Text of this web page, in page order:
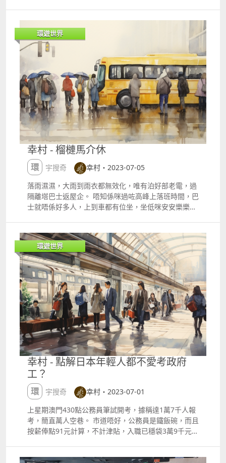
輕便雨具和足夠的零食。 720全景虛擬導覽：
=65979 貴州貴陽 貴州貴陽是一個擁有豐富自然景觀和
深厚文化底蘊的城市。 清涼指數：涼爽，適合避暑
2125度 花溪公園簡介：這是一個結合了自然美景和人
造景觀的大型公園。建議：適合散步、野餐，還可以欣
賞到花溪河的美麗風光。 青岩古鎮簡介：保存完好的古
鎮，充滿了明清時期的建築風格。建議：可以品嚐當地
小吃，並購買一些手工藝品。 黃果樹瀑布簡介：雖然距
離貴陽市區有一定距離，但這是中國最大的瀑布之一，
非常壯觀。建議：最好提前計劃一日遊，享受自然的奇
觀。 美食推薦 貴州米線：當地著名的米線，湯底鮮
美，配料豐富。 酸湯魚：利用酸湯調味的魚，味道獨
特，值得一試。 處處都是小吃攤：老闆娘面前一口鐵
鍋，各種食材在鍋中或烤或炒，真是百用鐵鍋 旅遊小貼
士 適合吃辣人士：貴陽以其獨特的辣味和多樣的小吃聞
名 探索自然景觀：貴陽周邊有許多壯麗的自然景觀，享
受大自然的美好，注意體能消耗 了解當地文化：參加一
些民族表演或活動，可以更深入地了解當地的歷史和文
化，是夏季旅遊的理想選擇。 清涼指數：涼爽，適合避
暑 2125度 呼倫貝爾草原簡介：廣闊的草原風光，適合
騎馬和露營。建議：參加當地的牧民活動，體驗草原生
活。 額爾古納濕地簡介：是中國目前保持原狀態最完
好、面積最大的濕地，被譽為「亞洲第一濕地。」建
議：攜帶望遠鏡，欣賞各種野生動物。 阿爾山國家森林
公園簡介：擁有壯觀的山脈和湖泊，非常適合健行。建
議：選擇適合的徒步路線，享受自然之美。 美食推薦
蒙古包晚宴：歌聲不停酒不停的蒙族飲食文化盛宴，一
邊品嚐蒙古傳統美食，大口咀嚼手把肉與香甜酸奶 蒙古
餡餅：距今已經有300多年的歷史了，是一種傳統的麵
食。漢族有句俗語quot;好吃不如餃子quot;，蒙族有句
常話「好吃不如餡餅」 蒙古奶茶：在牧區，人們習慣於
quot;一日三餐茶，一頓飯quot;。每日清晨，主婦的第
一件事就是先煮一鍋鹹奶茶，供全家整天享用。 旅遊小
貼士 體驗草原文化： 參加當地的那達慕（草原運動
會）或蒙古包住宿，能讓你更深入地了解蒙古族的傳統
文化和生活方式。你可以品嚐到正宗的蒙古奶茶和烤全
羊 欣賞自然風光： 內蒙古擁有壯觀的自然風景，如呼
倫貝爾大草原、額爾古納河等。建議安排時間進行徒步
或騎馬旅行，享受壯麗的日出和日落景色 注意天氣變
化： 內蒙古的天氣變化較大，特別是夏季早晚溫差
大。建議攜帶適合的衣物，包括輕便的外套和防曬用
年，由一開始只有12位創會成員，但到40年後的今日也
只有總共70個位成員，因為會入會條件非常嚴格，而且
要進入呢個邪惡的殿堂，係東洋演藝界惡人界的至高榮
耀。 睇返入會簡介，基本要求係曾經係在演藝生涯中，
無論電影或電視劇，累計殺死2千人同被殺7百次，即係
話好似羅樂林咁一晚死三次，都要差唔多一年先達到呢
個目標，仲要殺2千人，簡直匪而所思。 香港影壇四大
惡人（何家駒、李兆基、成奎安及黃光亮）所殺既人加
埋都無咁多。 不過日本惡役演員本身數量不多，特攝電
影嘍囉角色多數通常可以循環再用、死完又死，一部作
品死幾次不足為奇，特別係好似Kill Bill（追殺比爾）等
血肉橫飛的電影，一部戲就可以貢獻不少被殺鏡頭。 跟
據統計，一個演員專演惡人超過30年的話，退休前基本
可以滿足到入會的要求。 只係做得惡人多，有無機會轉
職做一次英雄？ 擔任惡人只係工作，但現實中悪役商會
除了為成員提供演出機會外，還會積極參與社會公益活
動。 例如，悪役商會的成員曾參與多場慈善表演，為貧
困地區的孩子們帶來歡樂。此外還與不少國內外的演藝
環遊世界
幸村 - 榴槤馬介休
環宇搜奇
幸村・2023-07-05
落雨濕濕，大雨到雨衣都無效化，唯有泊好部老電，過
隔離塔巴士返屋企。 唔知係咪過咗高峰上落班時間，巴
士就唔係好多人，上到車都有位坐，坐低咪安安樂樂打
圍望下揾揾那味道的源頭。 原來係右前方，有一個翹腳
的大叔，對鞋放係地上，那馬介休味道明顯從他「生
醃」了一段時間的腳傳出黎。 罪過！唔怪之巴士會無
人，諗到呢度，孰不可忍，唯有落車，只怪小弟意志不
夠堅強。 日本每年都有組織調查最讓人討厭的乘搭電車
行為，十年以來穩居榜首的是「讓人不悅的坐法」，坐
到隔離都無位坐，或者翹腳，已經係最令人頂唔順的迷
惑行為。 唔俾翹腳係有啲嚴格，但阿叔當車箱係屋企咁
脫鞋，已經算係突破了次元。 第二是車箱裏大聲喧嘩說
話，呢個相信大家都略有耳聞，日本搭車的確無人會大
聲打電話，並不出奇。 反而第三位「耳機大聲漏出聲
音」，這就有點吹毛求疵，唔少人坐車就聽歌煲劇，估
唔到發出了丁點聲音也構成了對其他人的騷擾。 還有一
項特別的迷惑行為，就是女性在車箱裏化妝，想不到也
榜上有名，難道畫個眼線也騷擾到人嗎？百思之下，唯
有諗到塗指甲油最合邏輯，令天拿水味充斥車箱，確係
頗令人迷惑。 老老實實，小弟咁大過還未見過有人會係
巴士上塗指甲油，其實公共交通不影響到人只是很基本
的公德。如果下次有調查採訪最讓人討厭的乘搭電車行
環遊世界
幸村 - 點解日本年輕人都不愛考政府
工？
環宇搜奇
幸村・2023-07-01
上星期澳門430點公務員筆試開考，據稱達1萬7千人報
考，簡直萬人空巷。 市道唔好，公務員是鐵飯碗，而且
按薪俸點91元計算，不計津貼，入職已穩袋3萬9千元，